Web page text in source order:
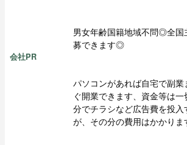
会社PR
男女年齢国籍地域不問◎全国
募できます◎
パソコンがあれば自宅で副
ぐ開業できます、資金等は
分でチラシなど広告費を投
が、その分の費用はかかりま